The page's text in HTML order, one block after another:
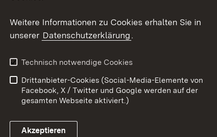
Themenübersicht
Social Media
Instagram
Weitere Informationen zu Cookies erhalten Sie in
unserer Datenschutzerklärung.
Technisch notwendige Cookies
Drittanbieter-Cookies (Social-Media-Elemente von
Facebook, X / Twitter und Google werden auf der
gesamten Webseite aktiviert.)
Akzeptieren